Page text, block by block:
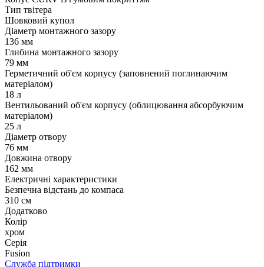
Тип твітера
Шовковий купол
Діаметр монтажного зазору
136 мм
Глибина монтажного зазору
79 мм
Герметичний об'єм корпусу (заповнений поглинаючим
матеріалом)
18 л
Вентильований об'єм корпусу (облицювання абсорбуючим
матеріалом)
25 л
Діаметр отвору
76 мм
Довжина отвору
162 мм
Електричні характеристики
Безпечна відстань до компаса
310 см
Додатково
Колір
хром
Серія
Fusion
Служба підтримки